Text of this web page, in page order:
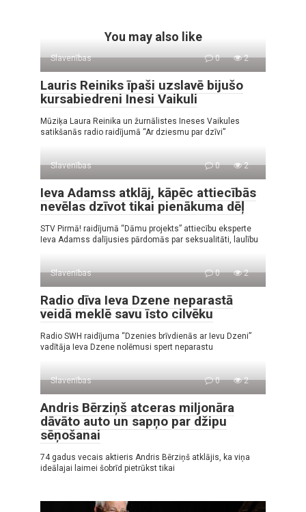
You may also like
Slavenības 0 2
Lauris Reiniks īpaši uzslavē bijušo
kursabiedreni Inesi Vaikuli
Mūziķa Laura Reinika un žurnālistes Ineses Vaikules
satikšanās radio raidījumā “Ar dziesmu par dzīvi”
Slavenības 0 2
Ieva Adamss atklāj, kāpēc attiecībās
nevēlas dzīvot tikai pienākuma dēļ
STV Pirmā! raidījumā “Dāmu projekts” attiecību eksperte
Ieva Adamss dalījusies pārdomās par seksualitāti, laulību
Slavenības 0 2
Radio dīva Ieva Dzene neparastā
veidā meklē savu īsto cilvēku
Radio SWH raidījuma “Dzenies brīvdienās ar Ievu Dzeni”
vadītāja Ieva Dzene nolēmusi spert neparastu
Slavenības 0 2
Andris Bērziņš atceras miljonāra
dāvāto auto un sapņo par džipu
sēņošanai
74 gadus vecais aktieris Andris Bērziņš atklājis, ka viņa
ideālajai laimei šobrīd pietrūkst tikai